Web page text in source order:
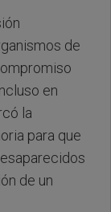
de
en
la
para que
de un